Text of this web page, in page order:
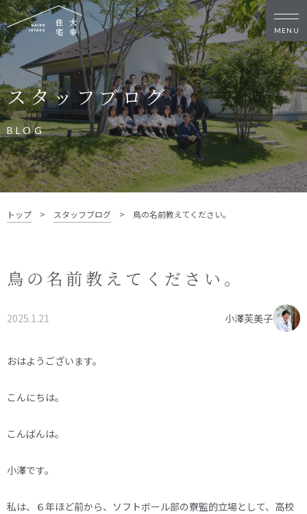
新築・リノベをお考えの方
家づくりの考え方
家づくりの流れ
施工事例
イベント
お客様の声
モデルハウス
リフォーム・リノベーション
土地をお探しの方
スタッフブログ
お知らせ
オーナー様へ
資料請求・お問い合わせ
スタッフブログ
BLOG
トップ > スタッフブログ > 鳥の名前教えてください。
鳥の名前教えてください。
2025.1.21 小澤芙美子
おはようございます。
こんにちは。
こんばんは。
小澤です。
私は、６年ほど前から、ソフトボール部の寮監的立場として、高校